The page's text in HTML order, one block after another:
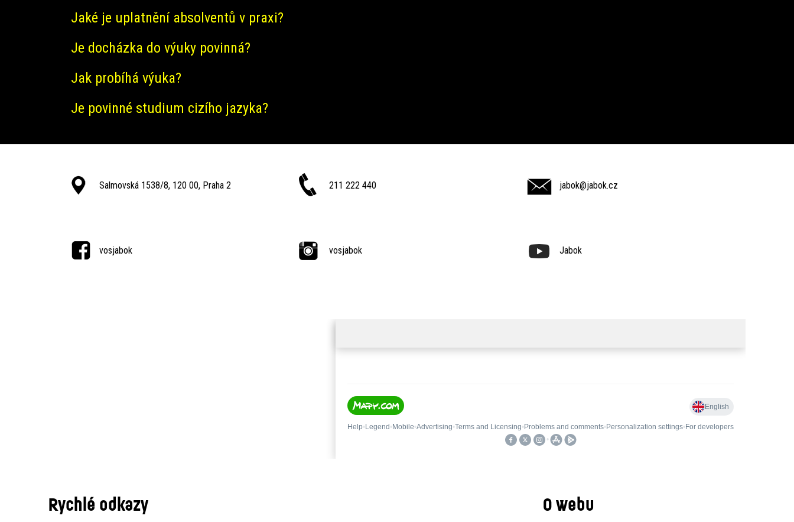
Jaké je uplatnění absolventů v praxi?
Je docházka do výuky povinná?
Jak probíhá výuka?
Je povinné studium cizího jazyka?
Salmovská 1538/8, 120 00, Praha 2 211 222 440 jabok@jabok.cz
vosjabok vosjabok Jabok
Rychlé odkazy O webu